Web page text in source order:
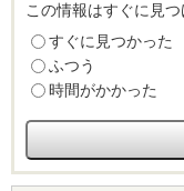
この情報はすぐに見
すぐに見つかった
ふつう
時間がかかった